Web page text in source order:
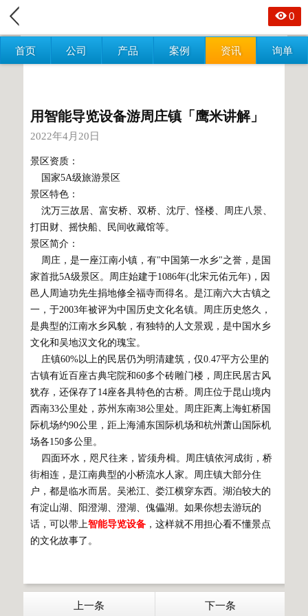
首页 公司 产品 案例 资讯 询单
0
用智能导览设备游周庄镇「鹰米讲解」
2022年4月20日
景区资质：
国家5A级旅游景区
景区特色：
沈万三故居、富安桥、双桥、沈厅、怪楼、周庄八景、
打田财、摇快船、民间收藏馆等。
景区简介：
周庄，是一座江南小镇，有"中国第一水乡"之誉，是国
家首批5A级景区。周庄始建于1086年(北宋元佑元年)，因
邑人周迪功先生捐地修全福寺而得名。是江南六大古镇之
一，于2003年被评为中国历史文化名镇。周庄历史悠久，
是典型的江南水乡风貌，有独特的人文景观，是中国水乡
文化和吴地汉文化的瑰宝。
庄镇60%以上的民居仍为明清建筑，仅0.47平方公里的
古镇有近百座古典宅院和60多个砖雕门楼，周庄民居古风
犹存，还保存了14座各具特色的古桥。周庄位于昆山境内
西南33公里处，苏州东南38公里处。周庄距离上海虹桥国
际机场约90公里，距上海浦东国际机场和杭州萧山国际机
场各150多公里。
四面环水，咫尺往来，皆须舟楫。周庄镇依河成街，桥
街相连，是江南典型的小桥流水人家。周庄镇大部分住
户，都是临水而居。吴淞江、娄江横穿东西。湖泊较大的
有淀山湖、阳澄湖、澄湖、傀儡湖。如果你想去游玩的
话，可以带上智能导览设备 ，这样就不用担心看不懂景点
的文化故事了。
上一条 下一条